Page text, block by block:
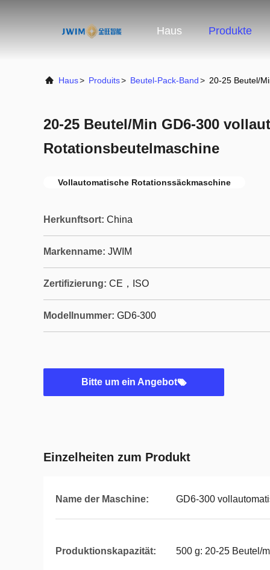
Haus Produkte
Haus> Produits> Beutel-Pack-Band> 20-25 Beutel/
20-25 Beutel/Min GD6-300
Rotationsbeutelmaschine
Vollautomatische Rotationssäckmaschine
Herkunftsort: China
Markenname: JWIM
Zertifizierung: CE，ISO
Modellnummer: GD6-300
Bitte um ein Angebot
Einzelheiten zum Produkt
Name der Maschine: GD6-300
Produktionskapazität: 500 g: 20-25 Beutel/